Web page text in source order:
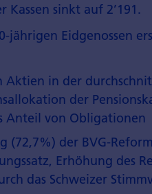
Kassen sinkt auf 2’191.
jährigen Eidgenossen
Aktien in der
der
Anteil von Obligationen
(72,7%) der BVG-
Erhöhung des
das Schweizer